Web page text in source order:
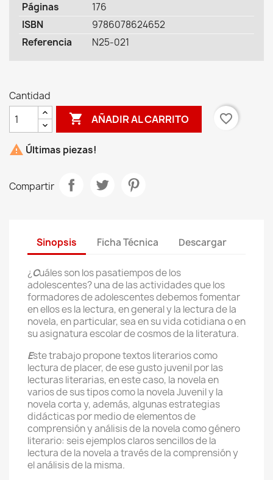
Páginas
176
ISBN
9786078624652
Referencia
N25-021
Cantidad
 AÑADIR AL CARRITO favorite_border
 Últimas piezas!
Compartir
Sinopsis Ficha Técnica Descargar
¿ Cuáles son los pasatiempos de los
adolescentes? una de las actividades que los
formadores de adolescentes debemos fomentar
en ellos es la lectura, en general y la lectura de la
novela, en particular, sea en su vida cotidiana o en
su asignatura escolar de cosmos de la literatura.
Este trabajo propone textos literarios como
lectura de placer, de ese gusto juvenil por las
lecturas literarias, en este caso, la novela en
varios de sus tipos como la novela Juvenil y la
novela corta y, además, algunas estrategias
didácticas por medio de elementos de
comprensión y análisis de la novela como género
literario: seis ejemplos claros sencillos de la
lectura de la novela a través de la comprensión y
el análisis de la misma.